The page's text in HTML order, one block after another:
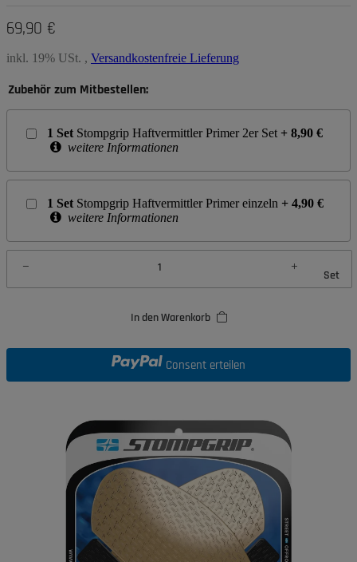
69,90 €
inkl. 19% USt. , Versandkostenfreie Lieferung
Zubehör zum Mitbestellen:
1 Set Stompgrip Haftvermittler Primer 2er Set + 8,90 €
weitere Informationen
1 Set Stompgrip Haftvermittler Primer einzeln + 4,90 €
weitere Informationen
Set
In den Warenkorb
Consent erteilen